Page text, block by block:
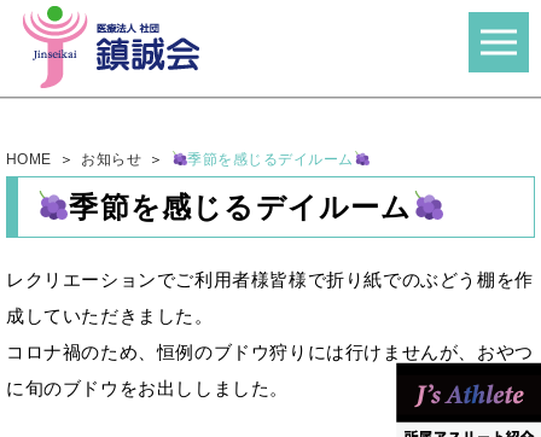
HOME お知らせ 季節を感じるデイルーム
季節を感じるデイルーム
レクリエーションでご利用者様皆様で折り紙でのぶどう棚を作
成していただきました。
コロナ禍のため、恒例のブドウ狩りには行けませんが、おやつ
に旬のブドウをお出ししました。